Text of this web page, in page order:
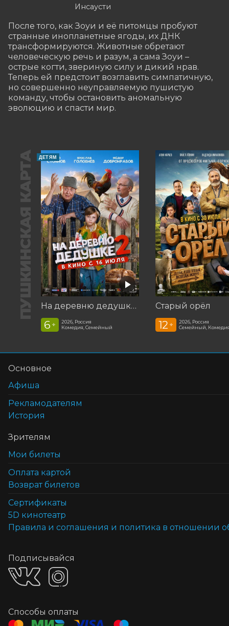
Инсаусти
После того, как Зоуи и её питомцы пробуют
странные инопланетные ягоды, их ДНК
трансформируются. Животные обретают
человеческую речь и разум, а сама Зоуи –
острые когти, звериную силу и дикий нрав.
Теперь ей предстоит возглавить симпатичную,
но совершенно неуправляемую пушистую
команду, чтобы остановить аномальную
эволюцию и спасти мир.
ПУШКИНСКАЯ КАРТА ДЕТЯМ
На деревню дедушке 2
6 +
2026, Россия
Комедия, Семейный
Старый орёл
12 +
2026, Россия
Семейный,
Основное
Афиша
Рекламодателям
История
Зрителям
Мои билеты
Оплата картой
Возврат билетов
Cертификаты
5D кинотеатр
Правила и соглашения и политика в отношении
Подписывайся
Способы оплаты